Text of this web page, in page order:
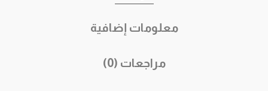
معلومات إضافية
مراجعات (0)